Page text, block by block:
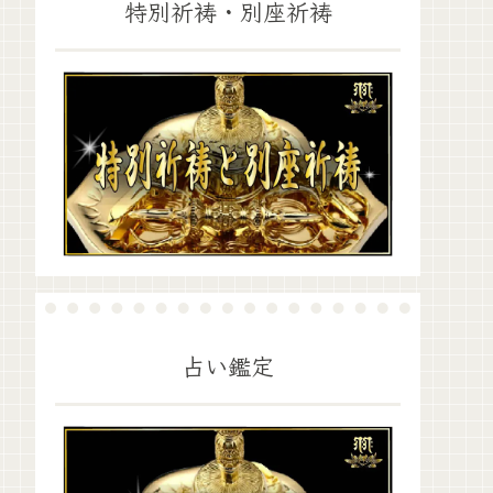
特別祈祷・別座祈祷
占い鑑定